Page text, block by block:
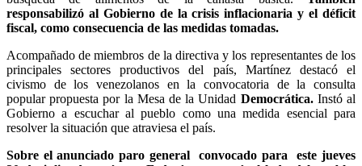
responsabilizó al Gobierno de la crisis inflacionaria y el déficit
fiscal, como consecuencia de las medidas tomadas.
Acompañado de miembros de la directiva y los representantes de los
principales sectores productivos del país, Martínez destacó el
civismo de los venezolanos en la convocatoria de la consulta
popular propuesta por la Mesa de la Unidad Democrática.Instó al
Gobierno a escuchar al pueblo como una medida esencial para
resolver la situación que atraviesa el país.
Sobre el anunciado paro general convocado para este jueves